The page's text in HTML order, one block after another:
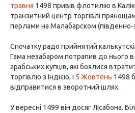
травня 1498 привів флотилію в
транзитний центр торгівлі
перлами на Малабарском (південно-
Спочатку радо прийнятий
Гама незабаром потрапив до нього в
арабських купців, які боялися
торгівлю з Індією, і 5 Жовтень 1498
відправитися в зворотний шлях.
У вересні 1499 він досяг Лісабона.